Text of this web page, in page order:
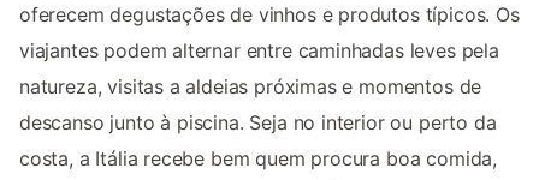
oferecem degustações de vinhos e produtos típicos. Os
viajantes podem alternar entre caminhadas leves pela
natureza, visitas a aldeias próximas e momentos de
descanso junto à piscina. Seja no interior ou perto da
costa, a Itália recebe bem quem procura boa comida,